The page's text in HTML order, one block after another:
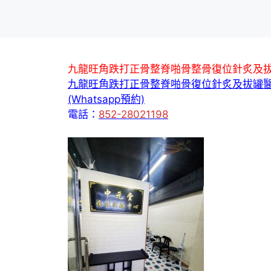
九龍旺角跌打正骨整脊啪骨整骨復位針炙及
九龍旺角跌打正骨整脊啪骨復位針炙及拔罐
(Whatsapp預約)
電話： 852-28021198